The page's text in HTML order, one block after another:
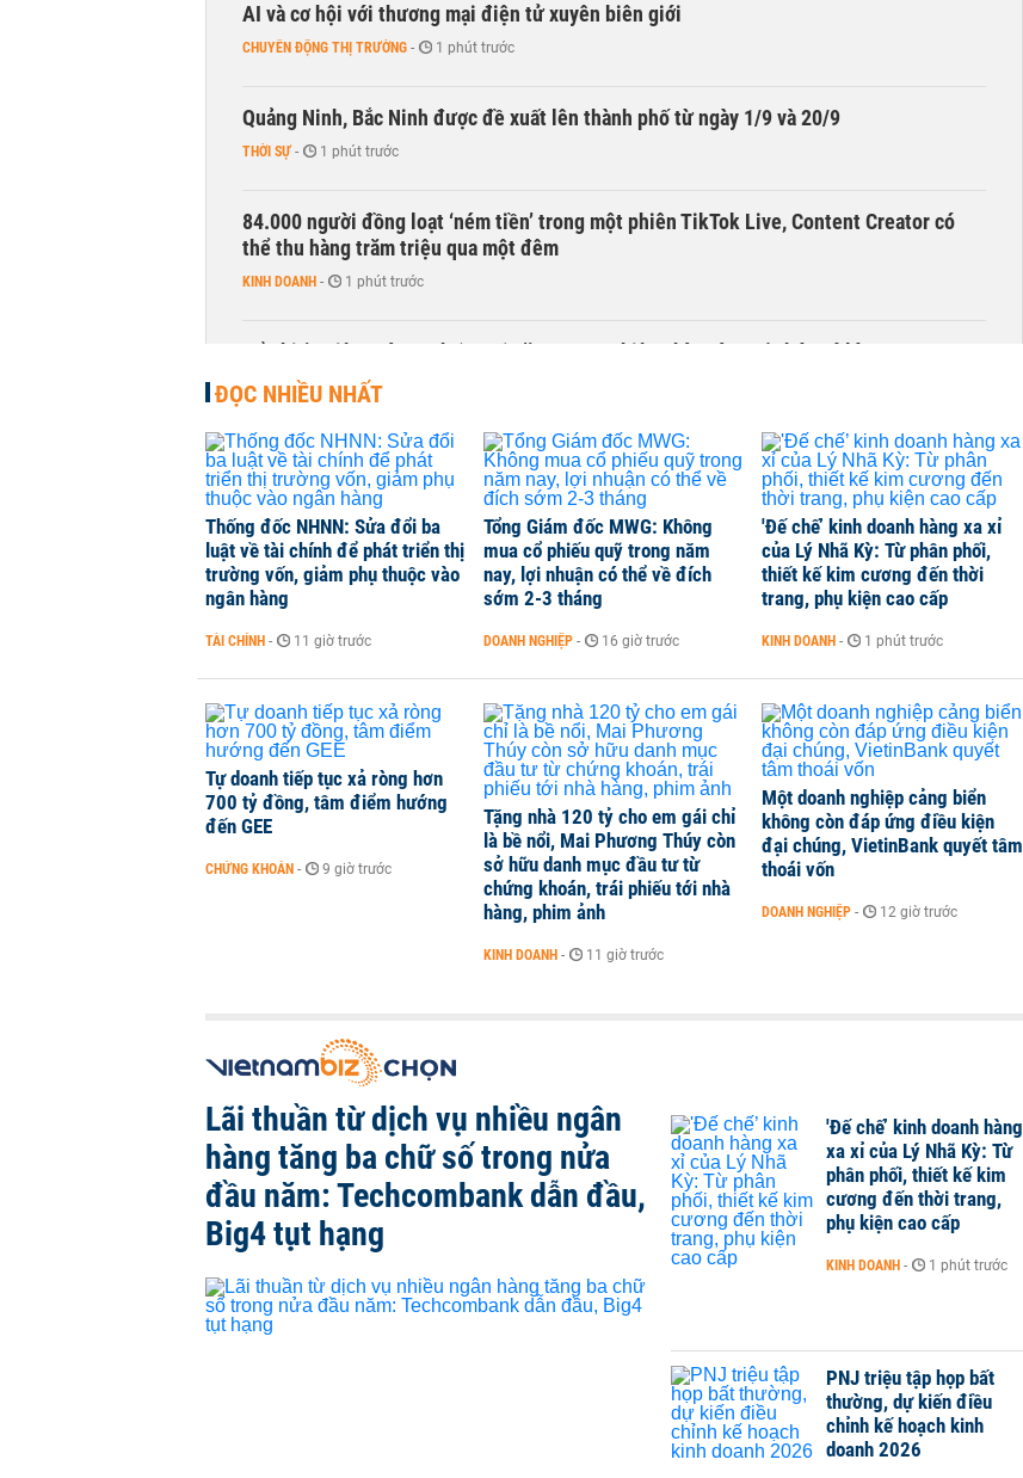
AI và cơ hội với thương mại điện tử xuyên biên giới
CHUYỂN ĐỘNG THỊ TRƯỜNG - 1 phút trước
Quảng Ninh, Bắc Ninh được đề xuất lên thành phố từ ngày 1/9 và 20/9
THỜI SỰ - 1 phút trước
84.000 người đồng loạt ‘ném tiền’ trong một phiên TikTok Live, Content Creator có
thể thu hàng trăm triệu qua một đêm
KINH DOANH - 1 phút trước
Cổ phiếu Điện Máy Xanh (DMX) tăng trong phiên chào sàn, vốn hóa có lúc vượt
105.000 tỷ đồng
ĐỌC NHIỀU NHẤT
Thống đốc NHNN: Sửa đổi ba
luật về tài chính để phát triển thị
trường vốn, giảm phụ thuộc vào
ngân hàng
TÀI CHÍNH - 11 giờ trước
Tổng Giám đốc MWG: Không
mua cổ phiếu quỹ trong năm
nay, lợi nhuận có thể về đích
sớm 2-3 tháng
DOANH NGHIỆP - 16 giờ trước
'Đế chế’ kinh doanh hàng xa xỉ
của Lý Nhã Kỳ: Từ phân phối,
thiết kế kim cương đến thời
trang, phụ kiện cao cấp
KINH DOANH - 1 phút trước
Tự doanh tiếp tục xả ròng hơn
700 tỷ đồng, tâm điểm hướng
đến GEE
CHỨNG KHOÁN - 9 giờ trước
Tặng nhà 120 tỷ cho em gái chỉ
là bề nổi, Mai Phương Thúy còn
sở hữu danh mục đầu tư từ
chứng khoán, trái phiếu tới nhà
hàng, phim ảnh
KINH DOANH - 11 giờ trước
Một doanh nghiệp cảng biển
không còn đáp ứng điều kiện
đại chúng, VietinBank quyết tâm
thoái vốn
DOANH NGHIỆP - 12 giờ trước
Lãi thuần từ dịch vụ nhiều ngân
hàng tăng ba chữ số trong nửa
đầu năm: Techcombank dẫn đầu,
Big4 tụt hạng
'Đế chế’ kinh doanh hàng
xa xỉ của Lý Nhã Kỳ: Từ
phân phối, thiết kế kim
cương đến thời trang,
phụ kiện cao cấp
KINH DOANH - 1 phút trước
PNJ triệu tập họp bất
thường, dự kiến điều
chỉnh kế hoạch kinh
doanh 2026